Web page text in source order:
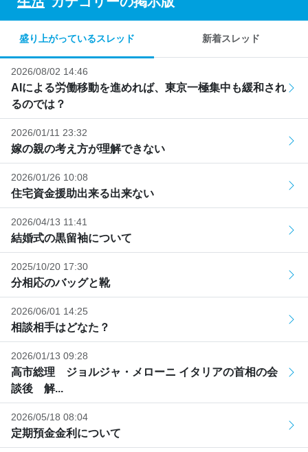
盛り上がっているスレッド 新着スレッド
2026/08/02 14:46
AIによる労働移動を進めれば、東京一極集中も緩和され
るのでは？
2026/01/11 23:32
嫁の親の考え方が理解できない
2026/01/26 10:08
住宅資金援助出来る出来ない
2026/04/13 11:41
結婚式の黒留袖について
2025/10/20 17:30
分相応のバッグと靴
2026/06/01 14:25
相談相手はどなた？
2026/01/13 09:28
高市総理 ジョルジャ・メローニ イタリアの首相の会
談後 解...
2026/05/18 08:04
定期預金金利について